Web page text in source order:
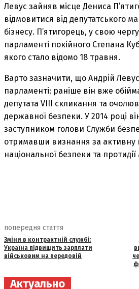
Левус зайняв місце Дениса
відмовитися від депутатського
бізнесу. П’ятигорець, у свою
парламенті покійного Степана
якого стало відомо 18 травня.
Варто зазначити, що Андрій
парламенті: раніше він вже
депутата VIII скликання та
державної безпеки. У 2014 році
заступником голови Служби
отримавши визнання за активну
національної безпеки та протидії
попередня стаття
Зміни в контрактній службі:
Україна підвищить зарплати
військовим на передовій
Актуально